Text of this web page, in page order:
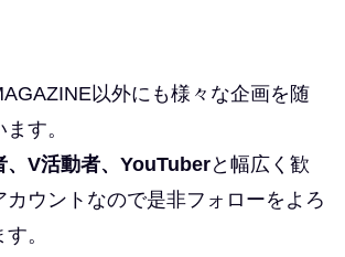
以外にも様々な企画を随
す。
、V活動者、YouTuberと幅広く歓
カウントなので是非フォローをよろ
。